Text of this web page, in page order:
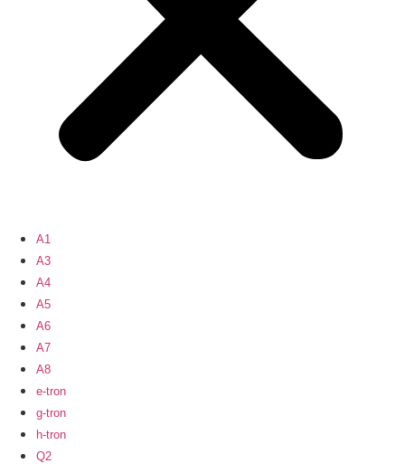
A1
A3
A4
A5
A6
A7
A8
e-tron
g-tron
h-tron
Q2